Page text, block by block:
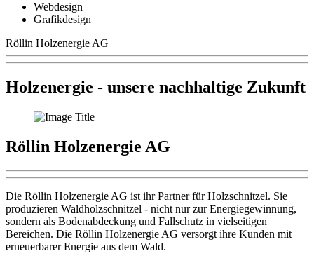
Webdesign
Grafikdesign
Röllin Holzenergie AG
Holzenergie - unsere nachhaltige Zukunft
Röllin Holzenergie AG
Die Röllin Holzenergie AG ist ihr Partner für Holzschnitzel. Sie
produzieren Waldholzschnitzel - nicht nur zur Energiegewinnung,
sondern als Bodenabdeckung und Fallschutz in vielseitigen
Bereichen. Die Röllin Holzenergie AG versorgt ihre Kunden mit
erneuerbarer Energie aus dem Wald.